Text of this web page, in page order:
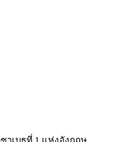
HistoryofEngland/Queen-